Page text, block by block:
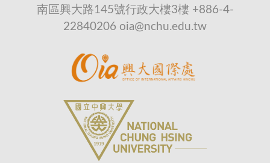
南區興大路145號行政大樓3樓 +886-4-
22840206 oia@nchu.edu.tw